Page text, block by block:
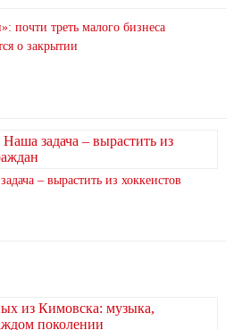
почти треть малого бизнеса
о закрытии
– вырастить из хоккеистов